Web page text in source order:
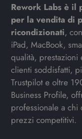
Rework Labs è il
per la vendita di
ricondizionati,
iPad, MacBook,
qualità,
clienti soddisfatti,
Trustpilot e oltre
Business Profile,
professionale a chi
prezzi competitivi.